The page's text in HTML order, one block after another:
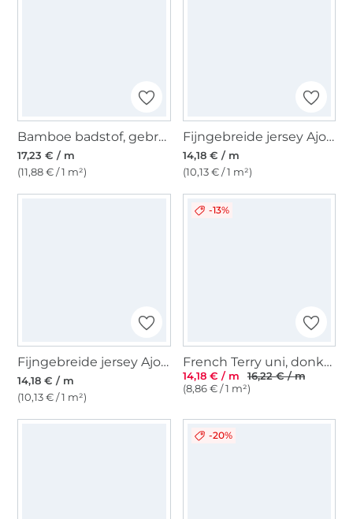
Bamboe badstof, gebroken wit
17,23 € / m
(11,88 € / 1 m²)
Fijngebreide jersey Ajour, donker roodpaars
14,18 € / m
(10,13 € / 1 m²)
Fijngebreide jersey Ajour, lichtbeige gemêleerd
14,18 € / m
(10,13 € / 1 m²)
-13%
French Terry uni, donkerbruin
14,18 € / m
16,22 € / m
(8,86 € / 1 m²)
-20%